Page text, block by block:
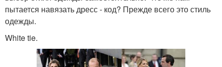
пытается навязать дресс - код? Прежде всего это стиль
одежды.
White tie.